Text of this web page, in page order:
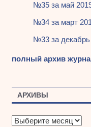
№35 за май
№34 за март
№33 за декабрь
полный архив
АРХИВЫ
А